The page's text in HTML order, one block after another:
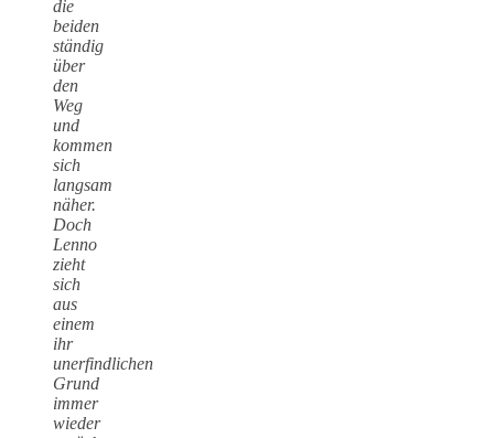
die
beiden
ständig
über
den
Weg
und
kommen
sich
langsam
näher.
Doch
Lenno
zieht
sich
aus
einem
ihr
unerfindlichen
Grund
immer
wieder